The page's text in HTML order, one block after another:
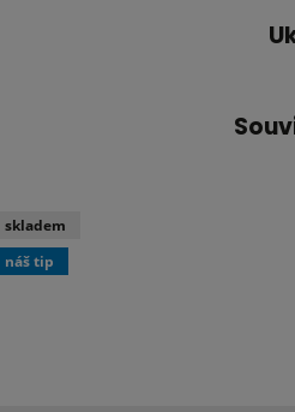
skladem
náš tip